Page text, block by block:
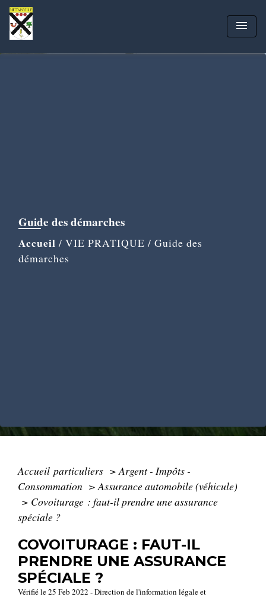
menu
Guide des démarches
Accueil / VIE PRATIQUE / Guide des
démarches
Accueil particuliers > Argent - Impôts -
Consommation > Assurance automobile (véhicule)
> Covoiturage : faut-il prendre une assurance
spéciale ?
COVOITURAGE : FAUT-IL
PRENDRE UNE ASSURANCE
SPÉCIALE ?
Vérifié le 25 Feb 2022 - Direction de l'information légale et